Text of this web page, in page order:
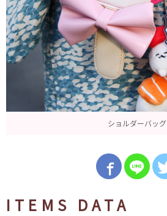
ショルダーバッグ
ITEMS DATA